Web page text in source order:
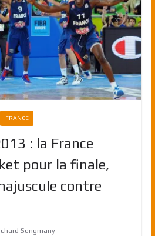
FRANCE
: la France
pour la finale,
contre
Sengmany